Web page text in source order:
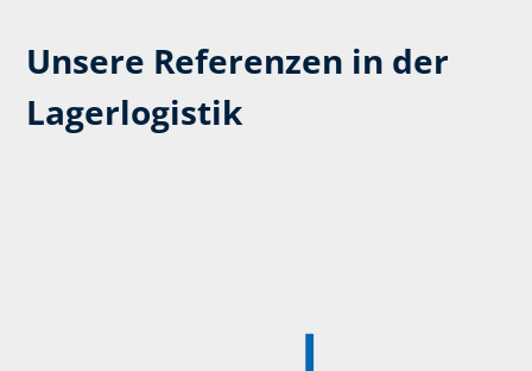
Unsere Referenzen in der
Lagerlogistik​